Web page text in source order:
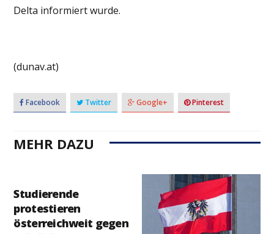
Delta informiert wurde.
(dunav.at)
Facebook Twitter Google+ Pinterest
MEHR DAZU
Studierende
protestieren
österreichweit gegen